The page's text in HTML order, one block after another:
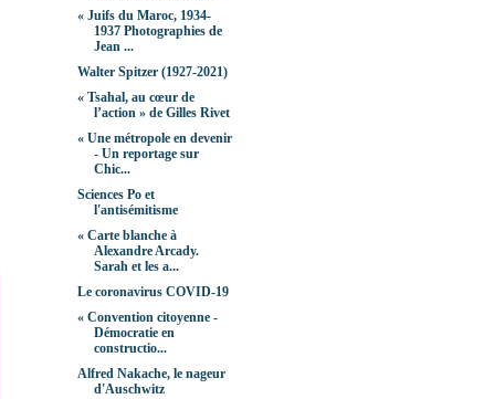
« Juifs du Maroc, 1934-
1937 Photographies de
Jean ...
Walter Spitzer (1927-2021)
« Tsahal, au cœur de
l’action » de Gilles Rivet
« Une métropole en devenir
- Un reportage sur
Chic...
Sciences Po et
l'antisémitisme
« Carte blanche à
Alexandre Arcady.
Sarah et les a...
Le coronavirus COVID-19
« Convention citoyenne -
Démocratie en
constructio...
Alfred Nakache, le nageur
d'Auschwitz